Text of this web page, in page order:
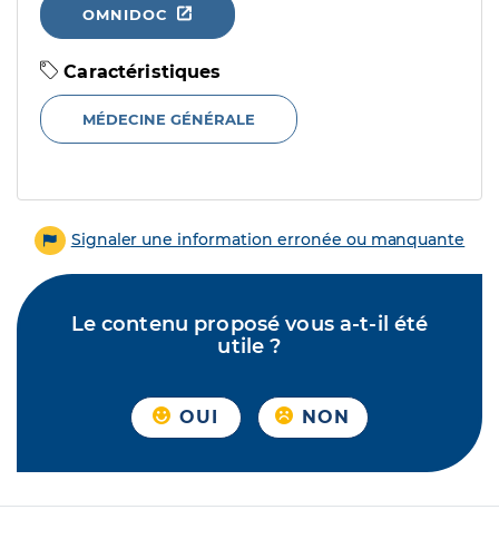
OMNIDOC
Caractéristiques
MÉDECINE GÉNÉRALE
Signaler une information erronée ou manquante
Le contenu proposé vous a-t-il été
utile ?
OUI NON